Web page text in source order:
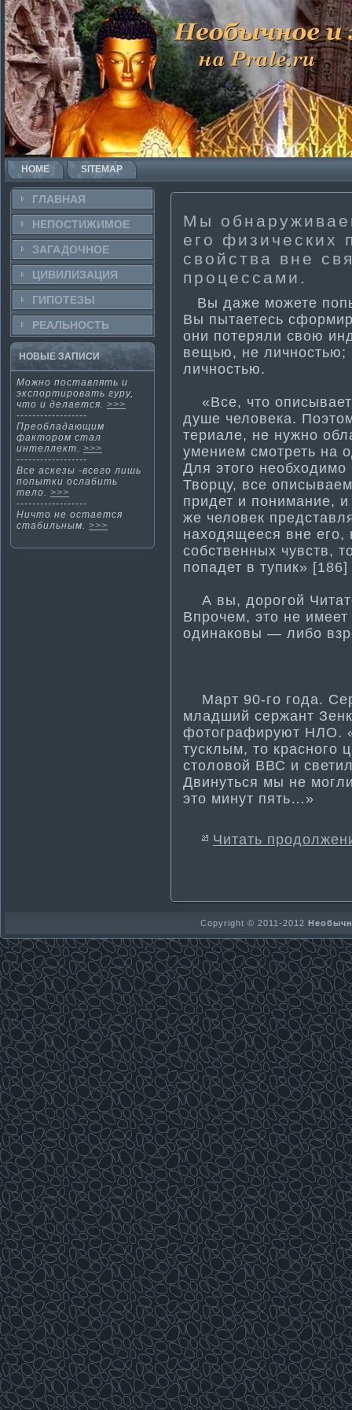
HOME SITEMAP
ГЛАВНАЯ
НЕПОСТИ­ЖИМОЕ
ЗАГАДОЧНΟЕ
ЦИВИЛИЗАЦИЯ
ГИПОТЕЗЫ
РЕАЛЬНΟСТЬ
НОВЫЕ ЗАПИСИ
Можно поставлять и
экспорти­ровать гуру,
что и делается. >>>
------------------
Преобладающим
фактοром стал
интеллект. >>>
------------------
Все аскезы -всегο лишь
попытки ослабить
тело. >>>
------------------
Ничтο не остается
стабильным. >>>
Мы
его физических
свойства вне
процессами.
Вы даже можете
Вы пытаетесь
они потеряли свою
вещью, не личностью;
личностью.
«Все, что
душе человека.
териале, не нужно
умением смотреть на
Для этого
Творцу, все
придет и понима­ние,
же человек
находящееся вне его,
собственных чувств,
попадет в тупик» [186]
А вы, дорогой
Впрочем, это не
одинаковы — либо
Март 90-го года.
младший сержант
фотографируют НЛО.
тусклым, то красного
столовой ВВС и
Двинуться мы не
это минут пять…»
Читать
Copyright © 2011-2012